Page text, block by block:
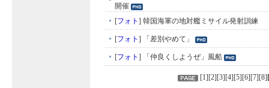
開催
[フォト ] 韓国海軍の地対艦ミサイル発射訓練
[フォト ] 「差別やめて」
[フォト ] 「仲良くしようぜ」風船
[1][2][3][4][5][6][7][8] [